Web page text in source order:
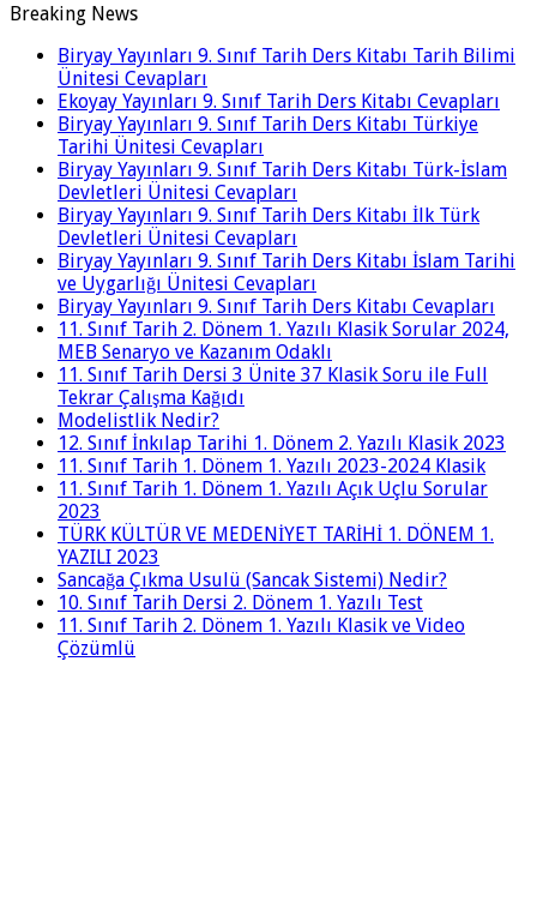
Breaking News
Biryay Yayınları 9. Sınıf Tarih Ders Kitabı Tarih Bilimi
Ünitesi Cevapları
Ekoyay Yayınları 9. Sınıf Tarih Ders Kitabı Cevapları
Biryay Yayınları 9. Sınıf Tarih Ders Kitabı Türkiye
Tarihi Ünitesi Cevapları
Biryay Yayınları 9. Sınıf Tarih Ders Kitabı Türk-İslam
Devletleri Ünitesi Cevapları
Biryay Yayınları 9. Sınıf Tarih Ders Kitabı İlk Türk
Devletleri Ünitesi Cevapları
Biryay Yayınları 9. Sınıf Tarih Ders Kitabı İslam Tarihi
ve Uygarlığı Ünitesi Cevapları
Biryay Yayınları 9. Sınıf Tarih Ders Kitabı Cevapları
11. Sınıf Tarih 2. Dönem 1. Yazılı Klasik Sorular 2024,
MEB Senaryo ve Kazanım Odaklı
11. Sınıf Tarih Dersi 3 Ünite 37 Klasik Soru ile Full
Tekrar Çalışma Kağıdı
Modelistlik Nedir?
12. Sınıf İnkılap Tarihi 1. Dönem 2. Yazılı Klasik 2023
11. Sınıf Tarih 1. Dönem 1. Yazılı 2023-2024 Klasik
11. Sınıf Tarih 1. Dönem 1. Yazılı Açık Uçlu Sorular
2023
TÜRK KÜLTÜR VE MEDENİYET TARİHİ 1. DÖNEM 1.
YAZILI 2023
Sancağa Çıkma Usulü (Sancak Sistemi) Nedir?
10. Sınıf Tarih Dersi 2. Dönem 1. Yazılı Test
11. Sınıf Tarih 2. Dönem 1. Yazılı Klasik ve Video
Çözümlü